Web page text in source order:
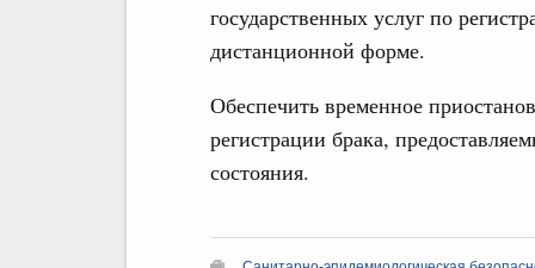
государственных услуг по
дистанционной форме.
Обеспечить временное
регистрации брака,
состояния.